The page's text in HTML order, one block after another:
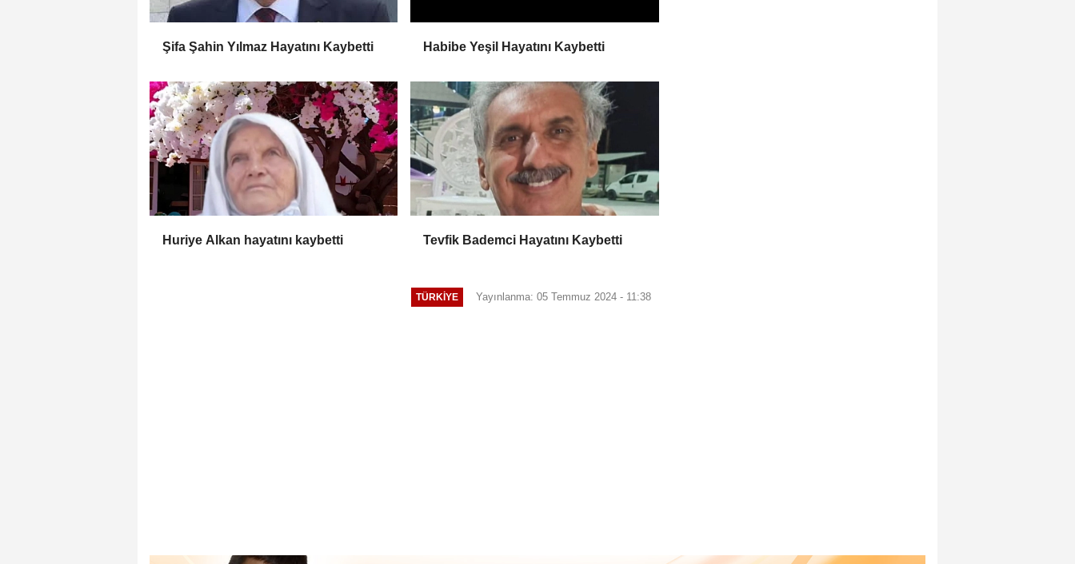
Şifa Şahin Yılmaz Hayatını Kaybetti Habibe Yeşil Hayatını Kaybetti
Huriye Alkan hayatını kaybetti Tevfik Bademci Hayatını Kaybetti
TÜRKIYE Yayınlanma: 05 Temmuz 2024 - 11:38